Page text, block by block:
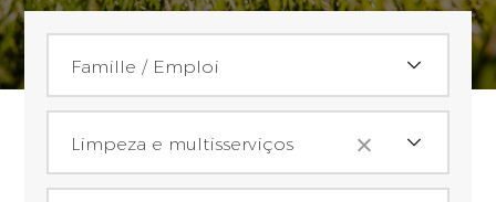
Família / Emprego
Famille / Emploi
Assistant(e) achat (2)
Atividades
Limpeza e multisserviços
Local do trabalho